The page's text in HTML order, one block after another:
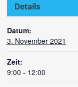
Details
Datum:
3. November 2021
Zeit:
9:00 - 12:00